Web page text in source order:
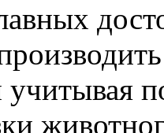
учитывая